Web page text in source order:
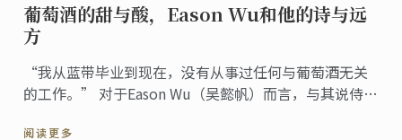
葡萄酒的甜与酸，Eason Wu和他的诗与远
方
“我从蓝带毕业到现在，没有从事过任何与葡萄酒无关
的工作。” 对于Eason Wu（吴懿帆）而言，与其说侍酒
阅读更多